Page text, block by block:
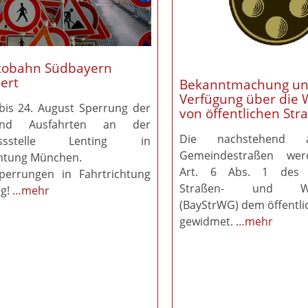
Südbayern
24. August Sperrung der
Ausfahrten an der
Lenting in
München.
in Fahrtrichtung
…mehr
Bekanntmachung
Verfügung über die
von öffentlichen
Die nachstehend
Gemeindestraßen
Art. 6 Abs. 1 des
Straßen- und
(BayStrWG) dem
gewidmet. …mehr